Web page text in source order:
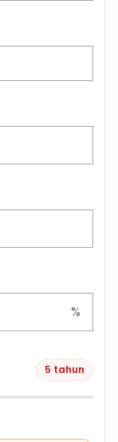
%
5 tahun